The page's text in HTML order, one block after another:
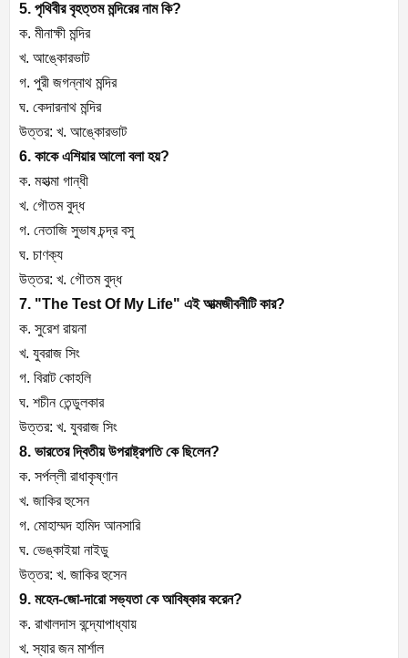
5. পৃথিবীর বৃহত্তম মন্দিরের নাম কি?
ক. মীনাক্ষী মন্দির
খ. আঙ্কোরভাট
গ. পুরী জগন্নাথ মন্দির
ঘ. কেদারনাথ মন্দির
উত্তর: খ. আঙ্কোরভাট
6. কাকে এশিয়ার আলো বলা হয়?
ক. মহাত্মা গান্ধী
খ. গৌতম বুদ্ধ
গ. নেতাজি সুভাষ চন্দ্র বসু
ঘ. চাণক্য
উত্তর: খ. গৌতম বুদ্ধ
7. "The Test Of My Life" এই আত্মজীবনীটি কার?
ক. সুরেশ রায়না
খ. যুবরাজ সিং
গ. বিরাট কোহলি
ঘ. শচীন তেন্ডুলকার
উত্তর: খ. যুবরাজ সিং
8. ভারতের দ্বিতীয় উপরাষ্ট্রপতি কে ছিলেন?
ক. সর্পল্লী রাধাকৃষ্ণান
খ. জাকির হুসেন
গ. মোহাম্মদ হামিদ আনসারি
ঘ. ভেঙ্কাইয়া নাইডু
উত্তর: খ. জাকির হুসেন
9. মহেন-জো-দারো সভ্যতা কে আবিষ্কার করেন?
ক. রাখালদাস বন্দ্যোপাধ্যায়
খ. স্যার জন মার্শাল